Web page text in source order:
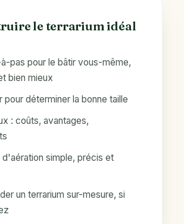
le terrarium idéal
pas pour le bâtir vous-même,
bien mieux
pour déterminer la bonne taille
: coûts, avantages,
simple, précis et
un terrarium sur-mesure, si